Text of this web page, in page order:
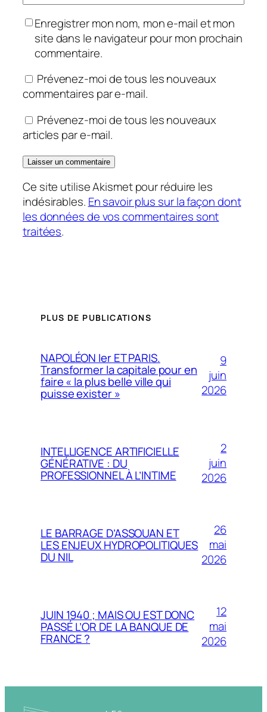
Enregistrer mon nom, mon e-mail et mon
site dans le navigateur pour mon prochain
commentaire.
Prévenez-moi de tous les nouveaux
commentaires par e-mail.
Prévenez-moi de tous les nouveaux
articles par e-mail.
Ce site utilise Akismet pour réduire les
indésirables. En savoir plus sur la façon dont
les données de vos commentaires sont
traitées.
PLUS DE PUBLICATIONS
NAPOLÉON Ier ET PARIS.
Transformer la capitale pour en
faire « la plus belle ville qui
puisse exister »
9
juin
2026
INTELLIGENCE ARTIFICIELLE
GÉNÉRATIVE : DU
PROFESSIONNEL À L’INTIME
2
juin
2026
LE BARRAGE D’ASSOUAN ET
LES ENJEUX HYDROPOLITIQUES
DU NIL
26
mai
2026
JUIN 1940 ; MAIS OU EST DONC
PASSÉ L’OR DE LA BANQUE DE
FRANCE ?
12
mai
2026